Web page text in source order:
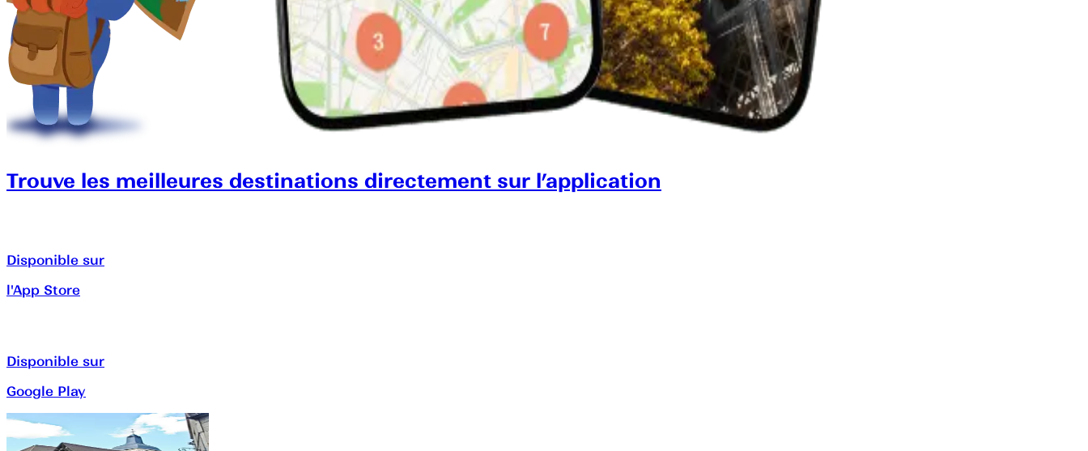
Trouve les meilleures destinations directement sur l’application
Disponible sur
l'App Store
Disponible sur
Google Play